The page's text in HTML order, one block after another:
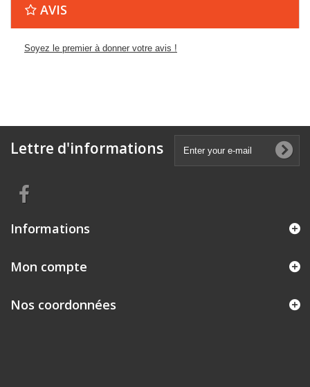
AVIS
Soyez le premier à donner votre avis !
Lettre d'informations
Informations
Mon compte
Nos coordonnées